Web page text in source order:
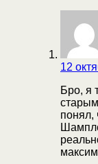
12
Бро, я
понял,